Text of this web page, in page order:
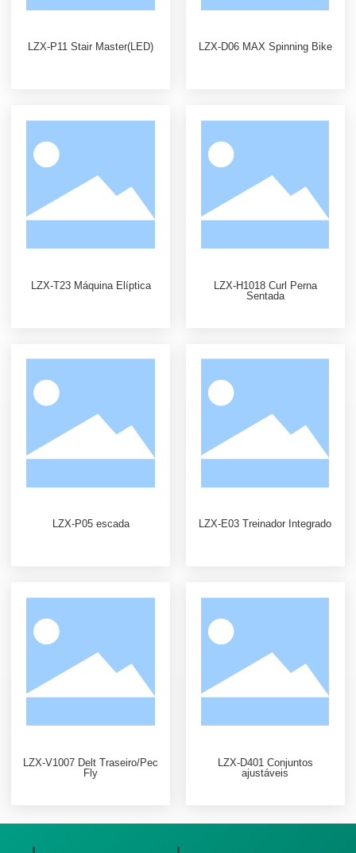
LZX-P11 Stair Master(LED) LZX-D06 MAX Spinning Bike
LZX-T23 Máquina Elíptica
LZX-H1018 Curl Perna
Sentada
LZX-P05 escada LZX-E03 Treinador Integrado
LZX-V1007 Delt Traseiro/Pec
Fly
LZX-D401 Conjuntos
ajustáveis